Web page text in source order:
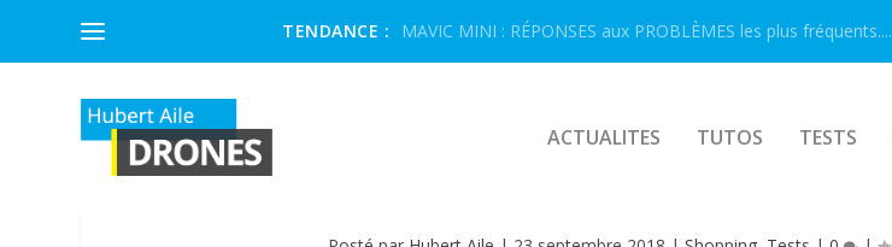
TENDANCE : MAVIC MINI : RÉPONSES aux PROBLÈMES les plus fréquents....
ACTUALITES TUTOS TESTS